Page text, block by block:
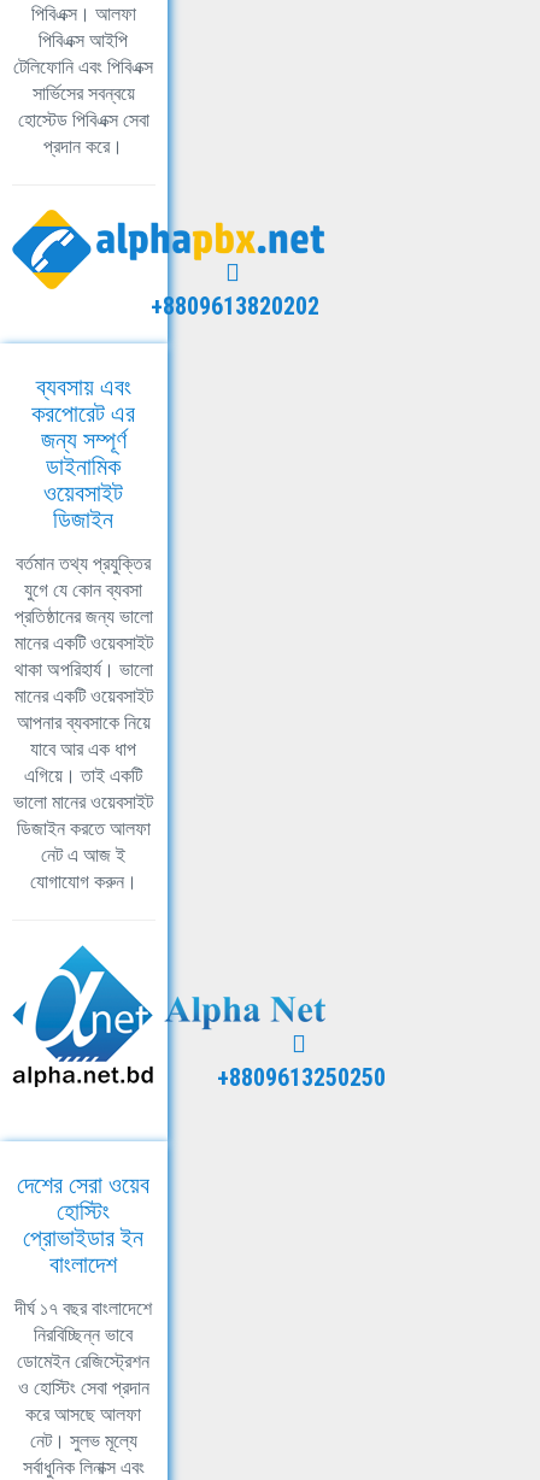
পিবিএক্স। আলফা
পিবিএক্স আইপি
টেলিফোনি এবং পিবিএক্স
সার্ভিসের সবন্বয়ে
হোস্টেড পিবিএক্স সেবা
প্রদান করে।
+8809613820202
ব্যবসায় এবং
করপোরেট এর
জন্য সম্পূর্ণ
ডাইনামিক
ওয়েবসাইট
ডিজাইন
বর্তমান তথ্য প্রযুক্তির
যুগে যে কোন ব্যবসা
প্রতিষ্ঠানের জন্য ভালো
মানের একটি ওয়েবসাইট
থাকা অপরিহার্য। ভালো
মানের একটি ওয়েবসাইট
আপনার ব্যবসাকে নিয়ে
যাবে আর এক ধাপ
এগিয়ে। তাই একটি
ভালো মানের ওয়েবসাইট
ডিজাইন করতে আলফা
নেট এ আজ ই
যোগাযোগ করুন।
+8809613250250
দেশের সেরা ওয়েব
হোস্টিং
প্রোভাইডার ইন
বাংলাদেশ
দীর্ঘ ১৭ বছর বাংলাদেশে
নিরবিচ্ছিন্ন ভাবে
ডোমেইন রেজিস্ট্রেশন
ও হোস্টিং সেবা প্রদান
করে আসছে আলফা
নেট। সুলভ মূল্যে
সর্বাধুনিক লিনাক্স এবং